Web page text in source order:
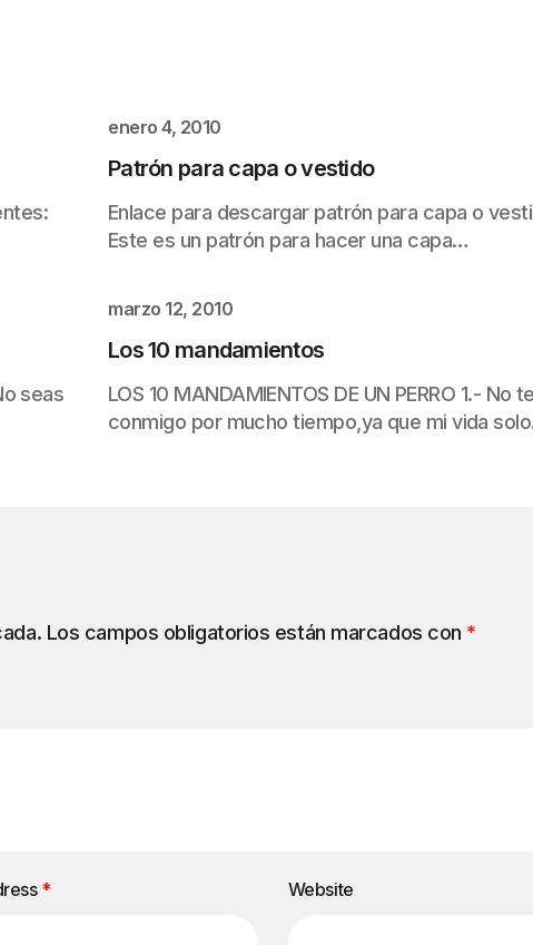
enero 4, 2010
Patrón para capa o vestido
Enlace para descargar patrón para capa o
Este es un patrón para hacer una capa…
seas
marzo 12, 2010
Los 10 mandamientos
LOS 10 MANDAMIENTOS DE UN PERRO 1.- No
conmigo por mucho tiempo,ya que mi vida
Los campos obligatorios están marcados con *
* Website